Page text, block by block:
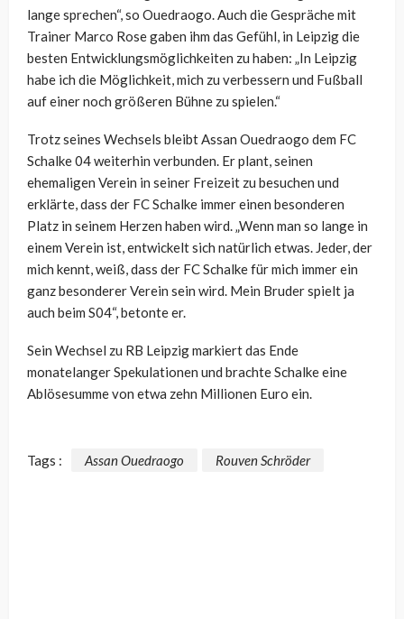
lange sprechen“, so Ouedraogo. Auch die Gespräche mit
Trainer Marco Rose gaben ihm das Gefühl, in Leipzig die
besten Entwicklungsmöglichkeiten zu haben: „In Leipzig
habe ich die Möglichkeit, mich zu verbessern und Fußball
auf einer noch größeren Bühne zu spielen.“
Trotz seines Wechsels bleibt Assan Ouedraogo dem FC
Schalke 04 weiterhin verbunden. Er plant, seinen
ehemaligen Verein in seiner Freizeit zu besuchen und
erklärte, dass der FC Schalke immer einen besonderen
Platz in seinem Herzen haben wird. „Wenn man so lange in
einem Verein ist, entwickelt sich natürlich etwas. Jeder, der
mich kennt, weiß, dass der FC Schalke für mich immer ein
ganz besonderer Verein sein wird. Mein Bruder spielt ja
auch beim S04“, betonte er.
Sein Wechsel zu RB Leipzig markiert das Ende
monatelanger Spekulationen und brachte Schalke eine
Ablösesumme von etwa zehn Millionen Euro ein.
Tags : Assan Ouedraogo Rouven Schröder